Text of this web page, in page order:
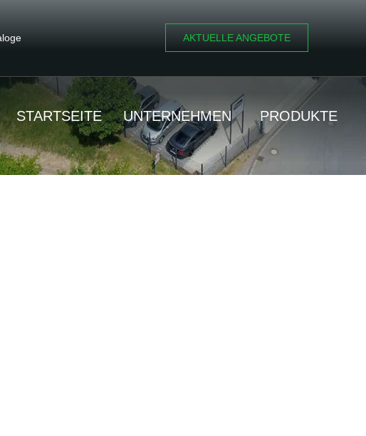
AKTUELLE ANGEBOTE
STARTSEITE UNTERNEHMEN PRODUKTE